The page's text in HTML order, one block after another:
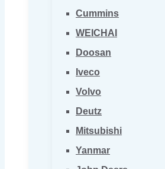
Cummins
WEICHAI
Doosan
Iveco
Volvo
Deutz
Mitsubishi
Yanmar